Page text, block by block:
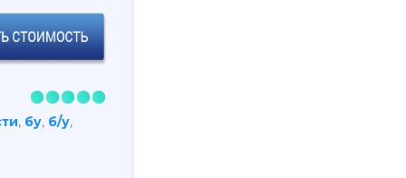
, бу, б/у,